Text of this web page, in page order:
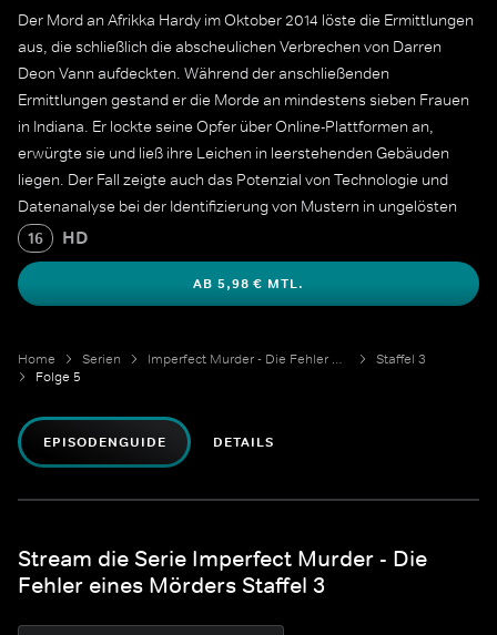
Der Mord an Afrikka Hardy im Oktober 2014 löste die Ermittlungen
aus, die schließlich die abscheulichen Verbrechen von Darren
Deon Vann aufdeckten. Während der anschließenden
Ermittlungen gestand er die Morde an mindestens sieben Frauen
in Indiana. Er lockte seine Opfer über Online-Plattformen an,
erwürgte sie und ließ ihre Leichen in leerstehenden Gebäuden
liegen. Der Fall zeigte auch das Potenzial von Technologie und
Datenanalyse bei der Identifizierung von Mustern in ungelösten
Verbrechen. Vanns Verurteilung im Mai 2018 führte zu sieben
lebenslänglichen Haftstrafen.
16 HD
AB 5,98 € MTL.
Home Serien Imperfect Murder - Die Fehler eines Mörders
Staffel 3
Folge 5
EPISODENGUIDE DETAILS
Stream die Serie Imperfect Murder - Die
Fehler eines Mörders Staffel 3